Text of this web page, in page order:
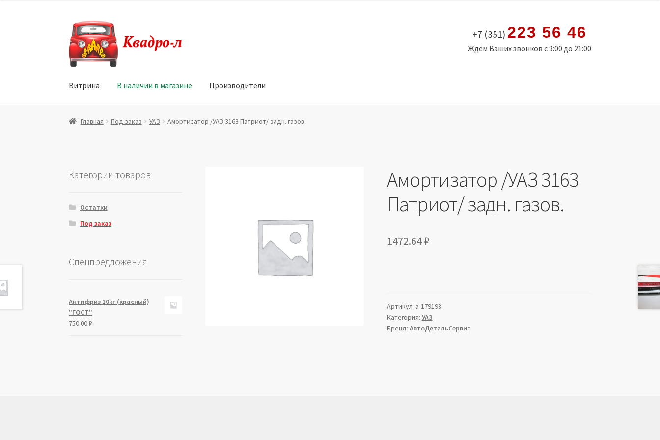
Перейти
к
навигации
Перейти
к
содержимому
+7 (351) 223 56 46
Ждём Ваших звонков с 9:00 до 21:00
Витрина В наличии в магазине Производители
Главная Витрина Мой аккаунт Политика в отношении обработки персональных данных
Главная Под заказ УАЗ Амортизатор /УАЗ 3163 Патриот/ задн. газов.
Амортизатор /УАЗ 3163
Патриот/ задн. газов.
1472.64₽
Артикул: a-179198
Категория: УАЗ
Бренд: АвтоДетальСервис
Категории товаров
Остатки
Под заказ
Спецпредложения
Антифриз 10кг (красный)
"ГОСТ"
750.00₽